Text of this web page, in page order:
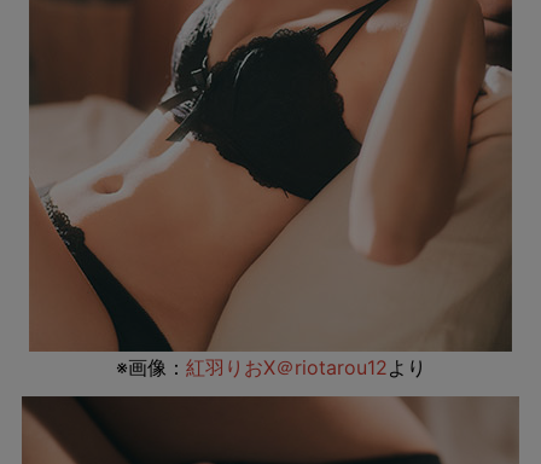
※画像： 紅羽りおX＠riotarou12より